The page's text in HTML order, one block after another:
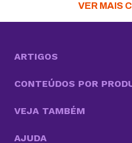
VER MAIS
ARTIGOS
CONTEÚDOS POR
VEJA TAMBÉM
AJUDA